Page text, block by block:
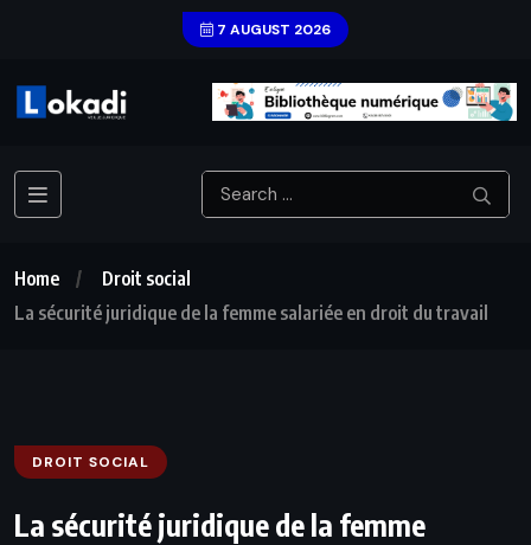
7 AUGUST 2026
Home
Droit social
La sécurité juridique de la femme salariée en droit du travail
DROIT SOCIAL
La sécurité juridique de la femme